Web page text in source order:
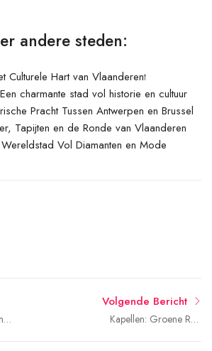
andere steden:
Culturele Hart van Vlaanderent
charmante stad vol historie en cultuur
Pracht Tussen Antwerpen en Brussel
Tapijten en de Ronde van Vlaanderen
Vol Diamanten en Mode
Volgende Bericht
Kapellen: Groene Rust